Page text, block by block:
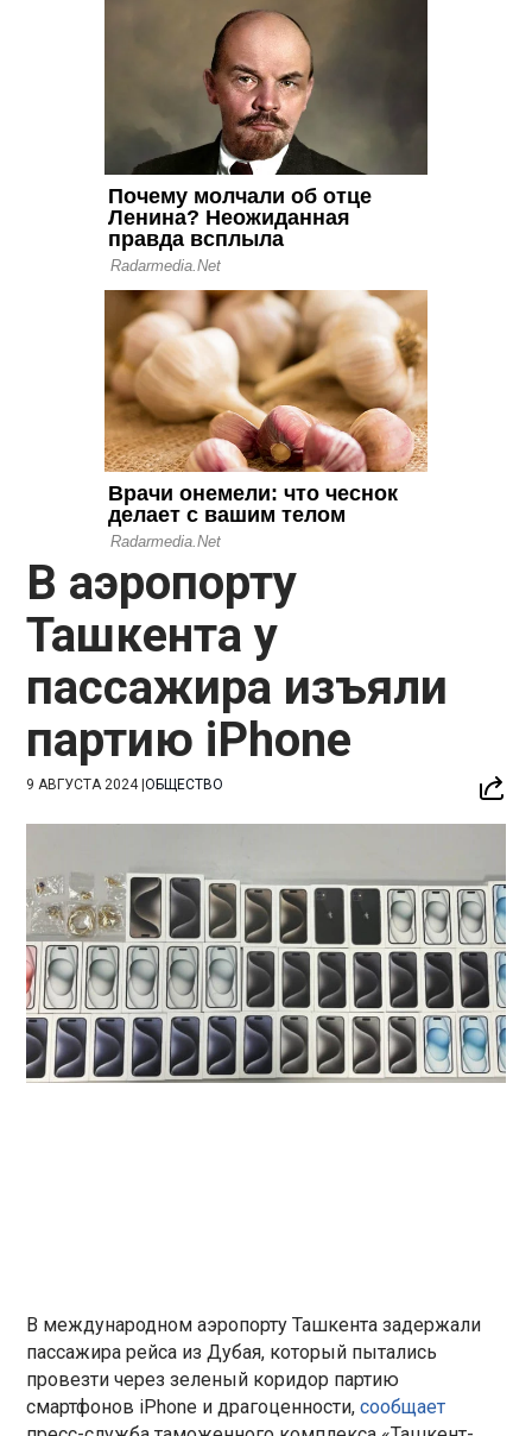
В аэропорту
Ташкента у
пассажира изъяли
партию iPhone
9 АВГУСТА 2024|ОБЩЕСТВО
В международном аэропорту Ташкента задержали
пассажира рейса из Дубая, который пытались
провезти через зеленый коридор партию
смартфонов iPhone и драгоценности,сообщает